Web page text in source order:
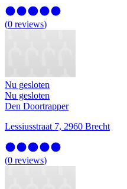
(0 reviews)
Nu gesloten
Nu gesloten
Den Doortrapper
Lessiusstraat 7, 2960 Brecht
(0 reviews)